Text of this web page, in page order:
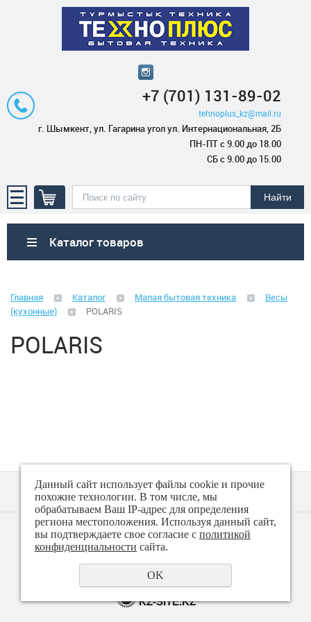
+7 (701) 131-89-02
tehnoplus_kz@mail.ru
г. Шымкент, ул. Гагарина угол ул. Интернациональная, 2Б
ПН-ПТ с 9.00 до 18.00
СБ с 9.00 до 15.00
Каталог товаров
Климатическая техника
Малая бытовая техника
Весы (напольные)
Гладильные системы, доски
Главная Каталог Малая бытовая техника
Весы
(кухонные)
POLARIS
POLARIS
© 2018 - 2026 Техно плюс
Политика конфиденциальности
KZ-SITE.KZ
Данный сайт использует файлы cookie и прочие
похожие технологии. В том числе, мы
обрабатываем Ваш IP-адрес для определения
региона местоположения. Используя данный сайт,
вы подтверждаете свое согласие с политикой
конфиденциальности сайта.
OK